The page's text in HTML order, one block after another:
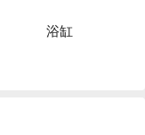
浴缸